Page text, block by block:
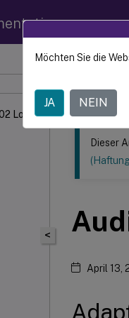
Long
Dieser Inhalt
Linux
<
Dieser
April 13,
Möchten Sie die
JA NEIN